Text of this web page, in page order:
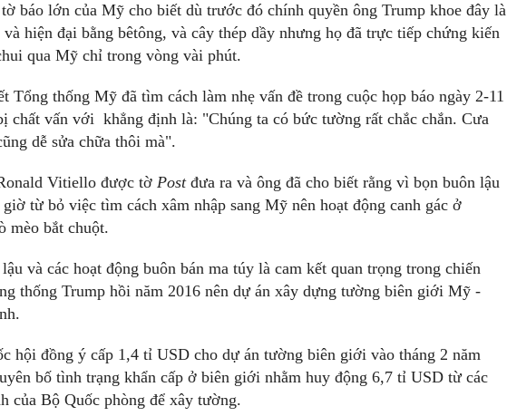
báo lớn của Mỹ cho biết dù trước đó chính quyền ông Trump khoe đây là
hiện đại bằng bêtông, và cây thép dầy nhưng họ đã trực tiếp chứng kiến
qua Mỹ chỉ trong vòng vài phút.
Tổng thống Mỹ đã tìm cách làm nhẹ vấn đề trong cuộc họp báo ngày 2-11
chất vấn với khẳng định là: "Chúng ta có bức tường rất chắc chắn. Cưa
dễ sửa chữa thôi mà".
Vitiello được tờ Postđưa ra và ông đã cho biết rằng vì bọn buôn lậu
từ bỏ việc tìm cách xâm nhập sang Mỹ nên hoạt động canh gác ở
mèo bắt chuột.
và các hoạt động buôn bán ma túy là cam kết quan trọng trong chiến
thống Trump hồi năm 2016 nên dự án xây dựng tường biên giới Mỹ -
hội đồng ý cấp 1,4 tỉ USD cho dự án tường biên giới vào tháng 2 năm
bố tình trạng khẩn cấp ở biên giới nhằm huy động 6,7 tỉ USD từ các
của Bộ Quốc phòng để xây tường.